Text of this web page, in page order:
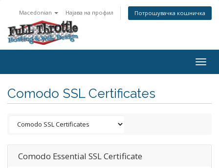
Macedonian Најава на профил Потрошувачка кошничка
Comodo SSL Certificates
Comodo Essential SSL Certificate